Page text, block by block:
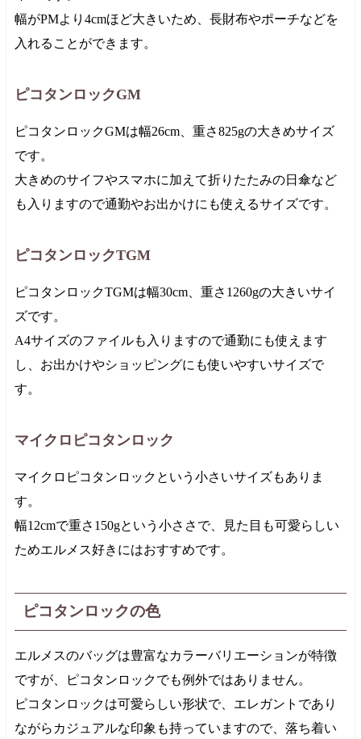
幅がPMより4cmほど大きいため、長財布やポーチなどを
入れることができます。
ピコタンロックGM
ピコタンロックGMは幅26cm、重さ825gの大きめサイズ
です。
大きめのサイフやスマホに加えて折りたたみの日傘など
も入りますので通勤やお出かけにも使えるサイズです。
ピコタンロックTGM
ピコタンロックTGMは幅30cm、重さ1260gの大きいサイ
ズです。
A4サイズのファイルも入りますので通勤にも使えます
し、お出かけやショッピングにも使いやすいサイズで
す。
マイクロピコタンロック
マイクロピコタンロックという小さいサイズもありま
す。
幅12cmで重さ150gという小ささで、見た目も可愛らしい
ためエルメス好きにはおすすめです。
ピコタンロックの色
エルメスのバッグは豊富なカラーバリエーションが特徴
ですが、ピコタンロックでも例外ではありません。
ピコタンロックは可愛らしい形状で、エレガントであり
ながらカジュアルな印象も持っていますので、落ち着い